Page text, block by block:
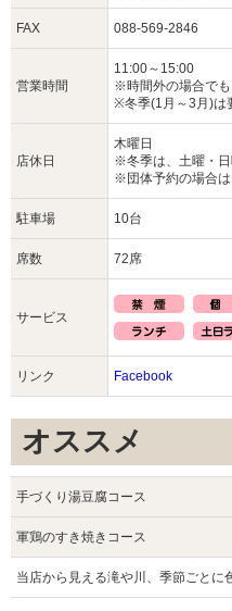
FAX 088-569-2846
営業時間
11:00～15:00
※時間外の場合で
※冬季(1月～3月)は
店休日
木曜日
※冬季は、土曜・
※団体予約の場合
駐車場 10台
席数 72席
サービス
リンク Facebook
オススメ
手づくり湯豆腐コース
軍鶏のすき焼きコース
当店から見える滝や川、季節ごとに